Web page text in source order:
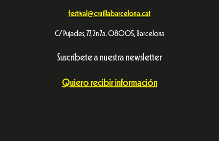
festival@cruillabarcelona.cat
C/ Pujades, 77, 2n 7a. 08005, Barcelona
Suscríbete a nuestra newsletter
Quiero recibir información